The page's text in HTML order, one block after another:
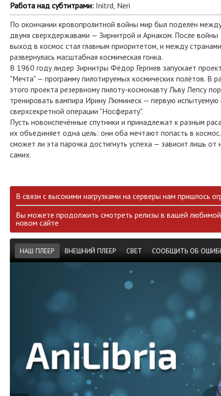
Работа над субтитрами: Initrd, Neri
По окончании кровопролитной войны мир был поделён
двумя сверхдержавами — Зирнитрой и Арнаком. После войны
выход в космос стал главным приоритетом, и между странами
развернулась масштабная космическая гонка.
В 1960 году лидер Зирнитры Фёдор Гергиев запускает
"Мечта" — программу пилотируемых космических полётов. В
этого проекта резервному пилоту-космонавту Льву Лепсу
тренировать вампира Ирину Люминеск — первую испытуемую
сверхсекретной операции "Носферату".
Пусть новоиспечённые спутники и принадлежат к разным
их объединяет одна цель: они оба мечтают попасть в
сможет ли эта парочка достигнуть успеха — зависит лишь от
самих.
В связи с высокими нагрузками на серверы нам пришлось
Вы можете продолжить смотреть релизы в вашей
новом сайте
НАШ ПЛЕЕР ВНЕШНИЙ ПЛЕЕР СВЕТ СООБЩИТЬ ОБ